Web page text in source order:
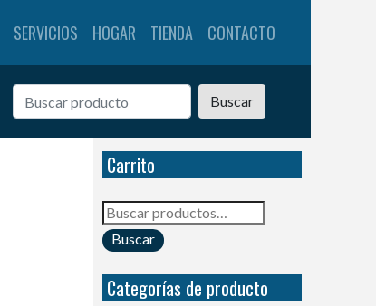
SERVICIOS HOGAR TIENDA CONTACTO
Buscar
Carrito
Buscar
por:
Buscar
Categorías de producto